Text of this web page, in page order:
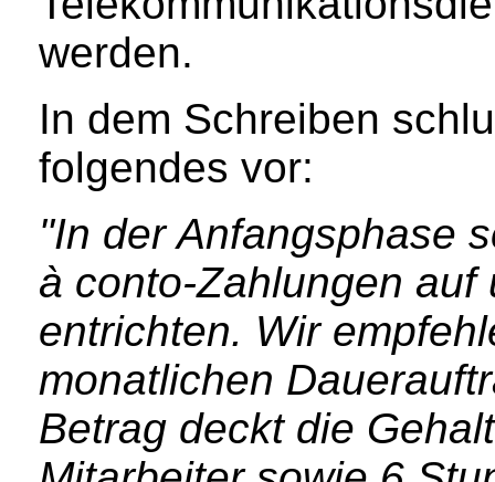
werden.
In dem Schreiben
folgendes vor:
"In der Anfangsphase
à conto-Zahlungen
entrichten. Wir
monatlichen
Betrag deckt die